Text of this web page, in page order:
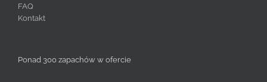
FAQ
Kontakt
Ponad 300 zapachów w ofercie